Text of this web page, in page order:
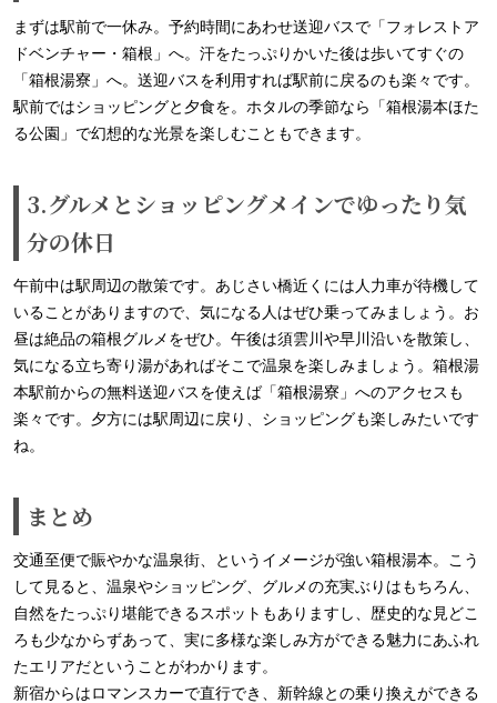
まずは駅前で一休み。予約時間にあわせ送迎バスで「フォレストア
ドベンチャー・箱根」へ。汗をたっぷりかいた後は歩いてすぐの
「箱根湯寮」へ。送迎バスを利用すれば駅前に戻るのも楽々です。
駅前ではショッピングと夕食を。ホタルの季節なら「箱根湯本ほた
る公園」で幻想的な光景を楽しむこともできます。
3.グルメとショッピングメインでゆったり気
分の休日
午前中は駅周辺の散策です。あじさい橋近くには人力車が待機して
いることがありますので、気になる人はぜひ乗ってみましょう。お
昼は絶品の箱根グルメをぜひ。午後は須雲川や早川沿いを散策し、
気になる立ち寄り湯があればそこで温泉を楽しみましょう。箱根湯
本駅前からの無料送迎バスを使えば「箱根湯寮」へのアクセスも
楽々です。夕方には駅周辺に戻り、ショッピングも楽しみたいです
ね。
まとめ
交通至便で賑やかな温泉街、というイメージが強い箱根湯本。こう
して見ると、温泉やショッピング、グルメの充実ぶりはもちろん、
自然をたっぷり堪能できるスポットもありますし、歴史的な見どこ
ろも少なからずあって、実に多様な楽しみ方ができる魅力にあふれ
たエリアだということがわかります。
新宿からはロマンスカーで直行でき、新幹線との乗り換えができる